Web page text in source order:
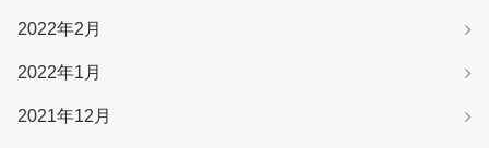
2022年2月
2022年1月
2021年12月